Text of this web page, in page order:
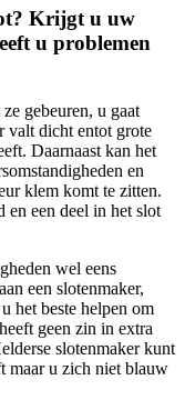
Krijgt u uw
u problemen
gebeuren, u gaat
valt dicht entot grote
Daarnaast kan het
en
klem komt te zitten.
en een deel in het slot
wel eens
een slotenmaker,
het beste helpen om
geen zin in extra
slotenmaker kunt
maar u zich niet blauw